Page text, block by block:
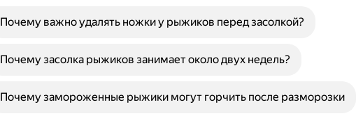
Почему важно удалять ножки у рыжиков перед засолкой?
Почему засолка рыжиков занимает около двух недель?
Почему замороженные рыжики могут горчить после разморозки